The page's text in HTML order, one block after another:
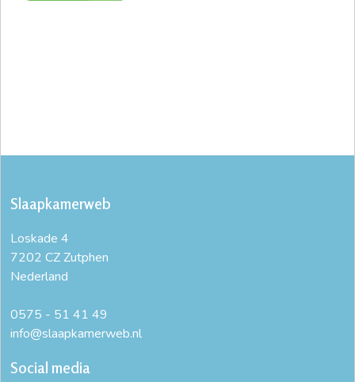
Slaapkamerweb
Loskade 4
7202 CZ Zutphen
Nederland
0575 - 51 41 49
info@slaapkamerweb.nl
Social media